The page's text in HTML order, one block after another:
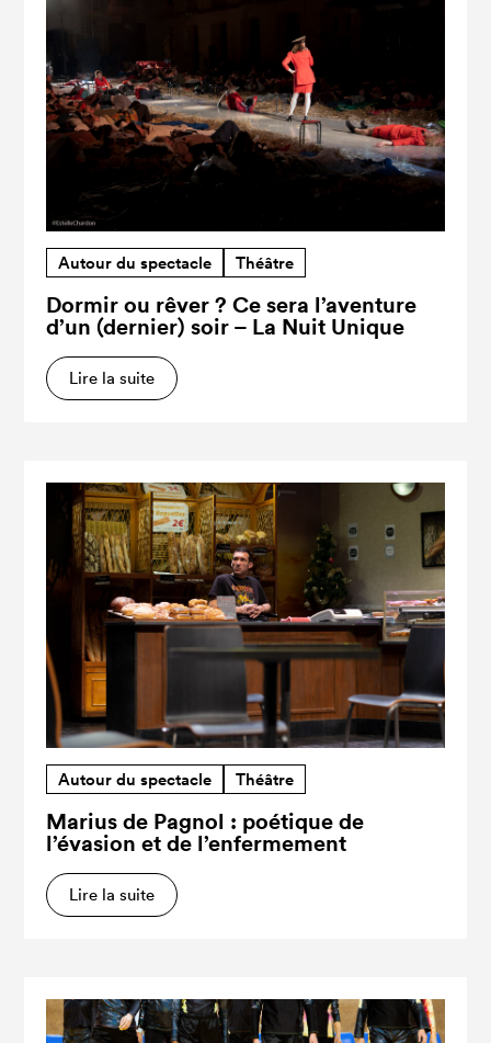
Autour du spectacle Théâtre
Dormir ou rêver ? Ce sera l’aventure
d’un (dernier) soir – La Nuit Unique
Lire la suite
Autour du spectacle Théâtre
Marius de Pagnol : poétique de
l’évasion et de l’enfermement
Lire la suite